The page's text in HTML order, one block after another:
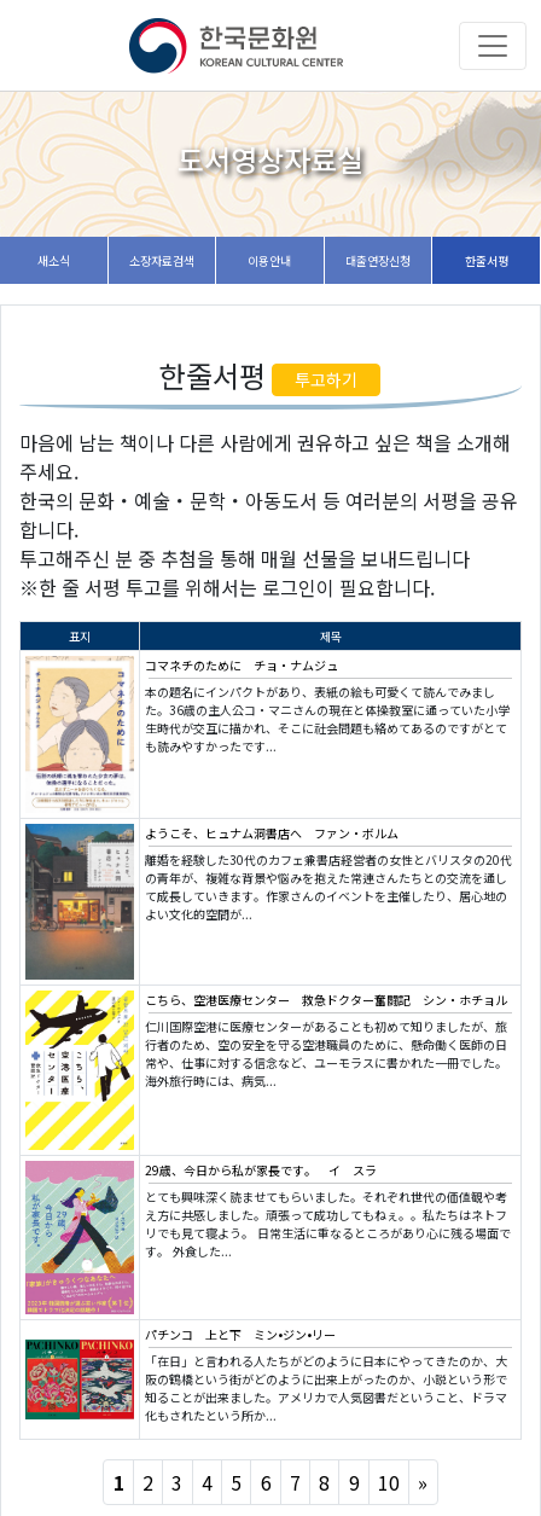
도서영상자료실
새소식 소장자료검색 이용안내 대출연장신청 한줄서평
한줄서평 투고하기
마음에 남는 책이나 다른 사람에게 권유하고 싶은 책을 소개해
주세요.
한국의 문화・예술・문학・아동도서 등 여러분의 서평을 공유
합니다.
투고해주신 분 중 추첨을 통해 매월 선물을 보내드립니다
※한 줄 서평 투고를 위해서는 로그인이 필요합니다.
표지
제목
コマネチのために チョ・ナムジュ
本の題名にインパクトがあり、表紙の絵も可愛くて読んでみまし
た。36歳の主人公コ・マニさんの現在と体操教室に通っていた小学
生時代が交互に描かれ、そこに社会問題も絡めてあるのですがとて
も読みやすかったです...
ようこそ、ヒュナム洞書店へ ファン・ボルム
離婚を経験した30代のカフェ兼書店経営者の女性とバリスタの20代
の青年が、複雑な背景や悩みを抱えた常連さんたちとの交流を通し
て成長していきます。作家さんのイベントを主催したり、居心地の
よい文化的空間が...
こちら、空港医療センター 救急ドクター奮闘記 シン・ホチョル
仁川国際空港に医療センターがあることも初めて知りましたが、旅
行者のため、空の安全を守る空港職員のために、懸命働く医師の日
常や、仕事に対する信念など、ユーモラスに書かれた一冊でした。
海外旅行時には、病気...
29歳、今日から私が家長です。 イ スラ
とても興味深く読ませてもらいました。それぞれ世代の価値観や考
え方に共感しました。頑張って成功してもねぇ。。私たちはネトフ
リでも見て寝よう。 日常生活に重なるところがあり心に残る場面で
す。 外食した...
パチンコ 上と下 ミン•ジン•リー
「在日」と言われる人たちがどのように日本にやってきたのか、大
阪の鶴橋という街がどのように出来上がったのか、小説という形で
知ることが出来ました。アメリカで人気図書だということ、ドラマ
化もされたという所か...
1 2 3 4 5 6 7 8 9 10 »